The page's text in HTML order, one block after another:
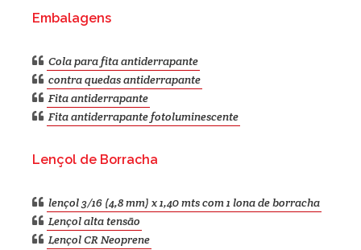
Embalagens
Cola para fita antiderrapante
contra quedas antiderrapante
Fita antiderrapante
Fita antiderrapante fotoluminescente
Lençol de Borracha
lençol 3/16 (4,8 mm) x 1,40 mts com 1 lona de borracha
Lençol alta tensão
Lençol CR Neoprene